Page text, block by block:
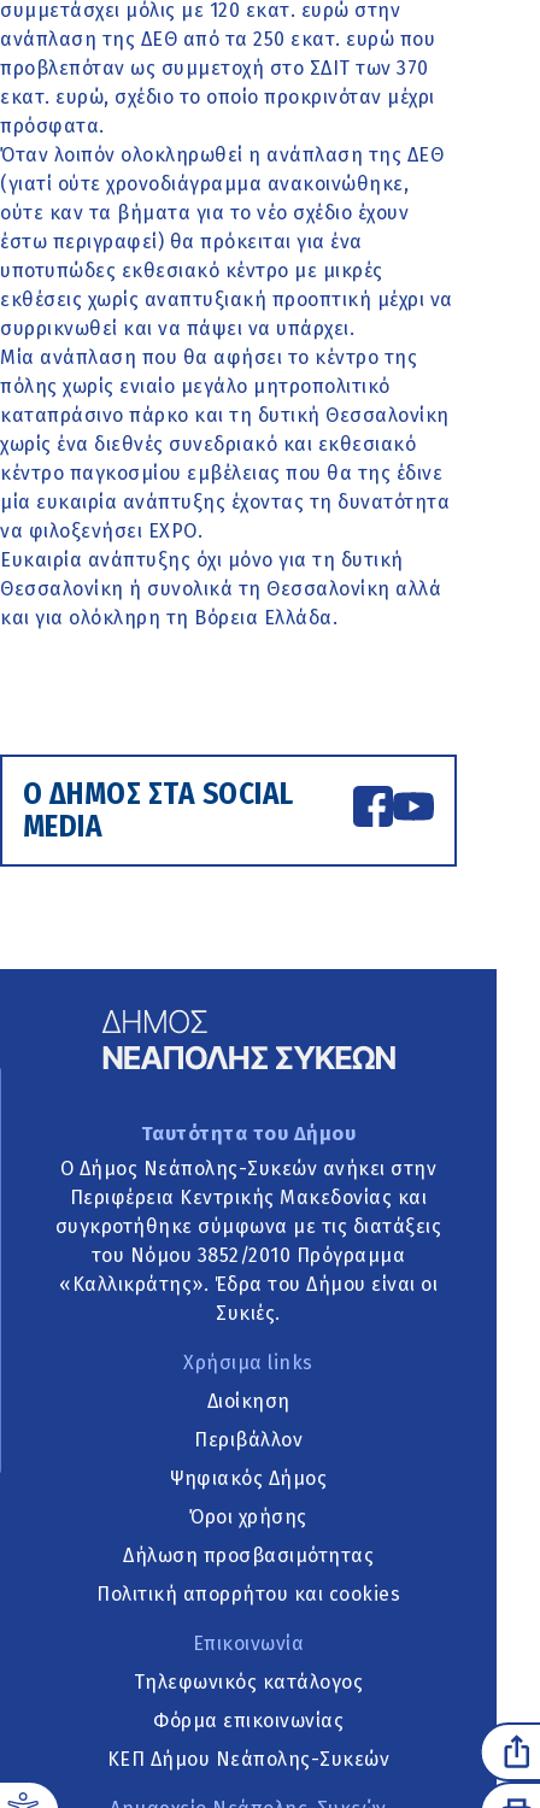
συμμετάσχει μόλις με 120 εκατ. ευρώ στην
ανάπλαση της ΔΕΘ από τα 250 εκατ. ευρώ που
προβλεπόταν ως συμμετοχή στο ΣΔΙΤ των 370
εκατ. ευρώ, σχέδιο το οποίο προκρινόταν μέχρι
πρόσφατα.
Όταν λοιπόν ολοκληρωθεί η ανάπλαση της ΔΕΘ
(γιατί ούτε χρονοδιάγραμμα ανακοινώθηκε,
ούτε καν τα βήματα για το νέο σχέδιο έχουν
έστω περιγραφεί) θα πρόκειται για ένα
υποτυπώδες εκθεσιακό κέντρο με μικρές
εκθέσεις χωρίς αναπτυξιακή προοπτική μέχρι να
συρρικνωθεί και να πάψει να υπάρχει.
Μία ανάπλαση που θα αφήσει το κέντρο της
πόλης χωρίς ενιαίο μεγάλο μητροπολιτικό
καταπράσινο πάρκο και τη δυτική Θεσσαλονίκη
χωρίς ένα διεθνές συνεδριακό και εκθεσιακό
κέντρο παγκοσμίου εμβέλειας που θα της έδινε
μία ευκαιρία ανάπτυξης έχοντας τη δυνατότητα
να φιλοξενήσει EXPO.
Ευκαιρία ανάπτυξης όχι μόνο για τη δυτική
Θεσσαλονίκη ή συνολικά τη Θεσσαλονίκη αλλά
και για ολόκληρη τη Βόρεια Ελλάδα.
Ο ΔΗΜΟΣ ΣΤΑ SOCIAL
MEDIA
Ταυτότητα του Δήμου
Ο Δήμος Νεάπολης-Συκεών ανήκει στην
Περιφέρεια Κεντρικής Μακεδονίας και
συγκροτήθηκε σύμφωνα με τις διατάξεις
του Νόμου 3852/2010 Πρόγραμμα
«Καλλικράτης». Έδρα του Δήμου είναι οι
Συκιές.
Χρήσιμα links
Διοίκηση
Περιβάλλον
Ψηφιακός Δήμος
Όροι χρήσης
Δήλωση προσβασιμότητας
Πολιτική απορρήτου και cookies
Επικοινωνία
Τηλεφωνικός κατάλογος
Φόρμα επικοινωνίας
ΚΕΠ Δήμου Νεάπολης-Συκεών